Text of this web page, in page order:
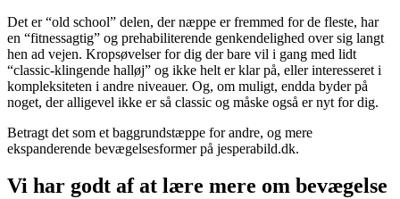
Det er “old school” delen, der næppe er fremmed for de fleste, har
en “fitnessagtig” og prehabiliterende genkendelighed over sig langt
hen ad vejen. Kropsøvelser for dig der bare vil i gang med lidt
“classic-klingende halløj” og ikke helt er klar på, eller interesseret i
kompleksiteten i andre niveauer. Og, om muligt, endda byder på
noget, der alligevel ikke er så classic og måske også er nyt for dig.
Betragt det som et baggrundstæppe for andre, og mere
ekspanderende bevægelsesformer på jesperabild.dk.
Vi har godt af at lære mere om bevægelse